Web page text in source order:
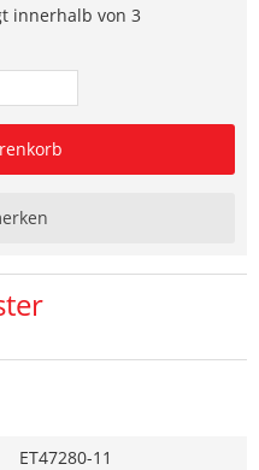
innerhalb von 3
ET47280-11